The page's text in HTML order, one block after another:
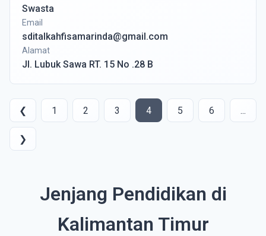
Swasta
Email
sditalkahfisamarinda@gmail.com
Alamat
Jl. Lubuk Sawa RT. 15 No .28 B
❮ 1 2 3 4 5 6 ...
❯
Jenjang Pendidikan di
Kalimantan Timur